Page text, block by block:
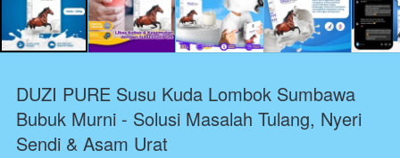
DUZI PURE Susu Kuda Lombok Sumbawa
Bubuk Murni - Solusi Masalah Tulang, Nyeri
Sendi & Asam Urat